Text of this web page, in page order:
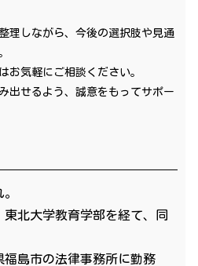
理しながら、今後の選択肢や見通
お気軽にご相談ください。
出せるよう、誠意をもってサポー
北大学教育学部を経て、同
島市の法律事務所に勤務